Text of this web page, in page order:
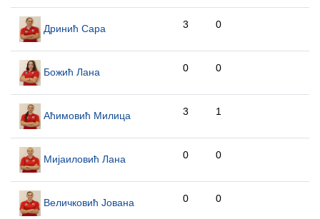
Дринић Сара 3 0
Божић Лана 0 0
Аћимовић Милица 3 1
Мијаиловић Лана 0 0
Величковић Јована 0 0